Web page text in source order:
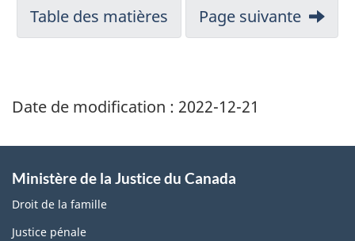
Table des matières Page suivante
Date de modification : 2022-12-21
Ministère de la Justice du Canada
Droit de la famille
Justice pénale